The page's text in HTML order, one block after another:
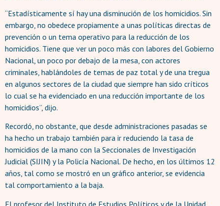
“Estadísticamente sí hay una disminución de los homicidios. Sin
embargo, no obedece propiamente a unas políticas directas de
prevención o un tema operativo para la reducción de los
homicidios. Tiene que ver un poco más con labores del Gobierno
Nacional, un poco por debajo de la mesa, con actores
criminales, hablándoles de temas de paz total y de una tregua
en algunos sectores de la ciudad que siempre han sido críticos
lo cual se ha evidenciado en una reducción importante de los
homicidios”, dijo.
Recordó, no obstante, que desde administraciones pasadas se
ha hecho un trabajo también para ir reduciendo la tasa de
homicidios de la mano con la Seccionales de Investigación
Judicial (SIJIN) y la Policía Nacional. De hecho, en los últimos 12
años, tal como se mostró en un gráfico anterior, se evidencia
tal comportamiento a la baja.
El profesor del Instituto de Estudios Políticos y de la Unidad